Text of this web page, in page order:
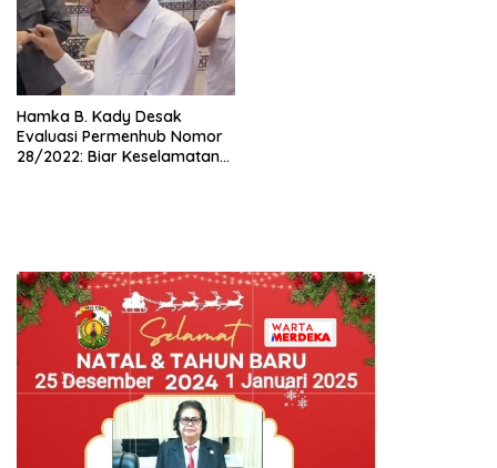
Hamka B. Kady Desak
Evaluasi Permenhub Nomor
28/2022: Biar Keselamatan